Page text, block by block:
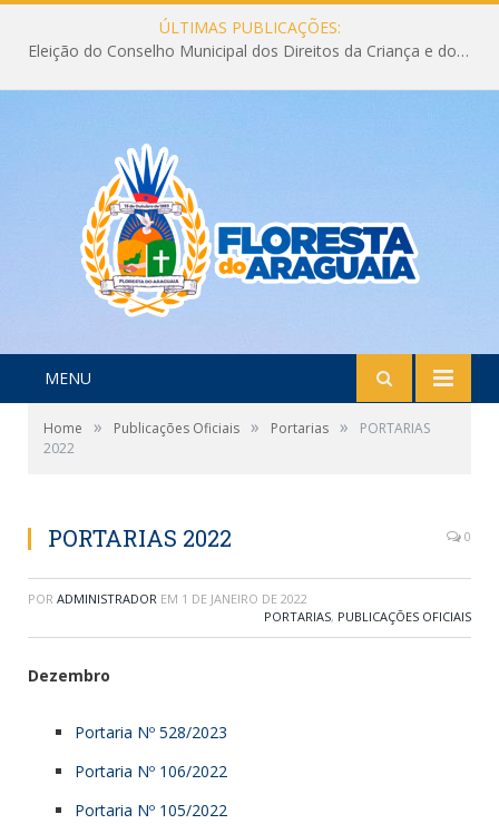
ÚLTIMAS PUBLICAÇÕES:
Eleição do Conselho Municipal dos Direitos da Criança e do Adolescente CMDCA 2026
MENU
Home » Publicações Oficiais » Portarias »
PORTARIAS
2022
PORTARIAS 2022 0
POR ADMINISTRADOR EM 1 DE JANEIRO DE 2022
PORTARIAS, PUBLICAÇÕES OFICIAIS
Dezembro
Portaria Nº 528/2023
Portaria Nº 106/2022
Portaria Nº 105/2022